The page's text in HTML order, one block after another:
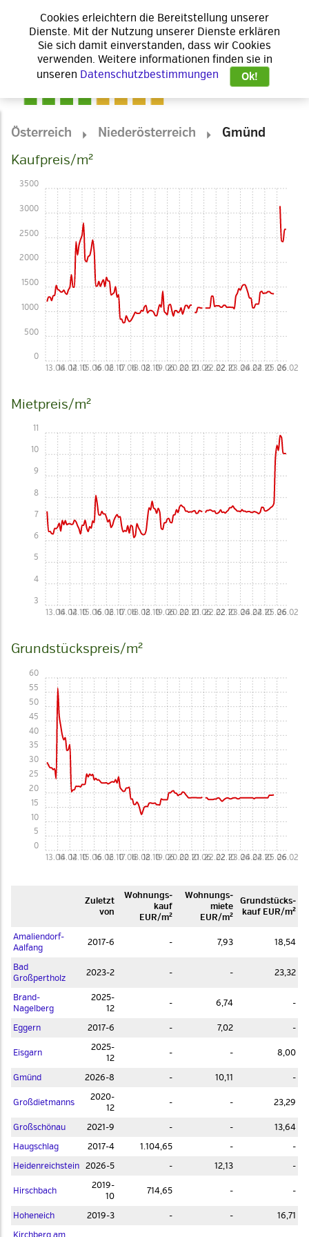
Österreich Niederösterreich
Gmünd
Kaufpreis/m²
13.0614.0214.1015.0616.0216.1017.0618.0218.1019.0620.0220.1021.0622.0222.1023.0624.0224.1025.0626.02
0
500
1000
1500
2000
2500
3000
3500
Mietpreis/m²
13.0614.0214.1015.0616.0216.1017.0618.0218.1019.0620.0220.1021.0622.0222.1023.0624.0224.1025.0626.02
3
4
5
6
7
8
9
10
11
Grundstückspreis/m²
13.0614.0214.1015.0616.0216.1017.0618.0218.1019.0620.0220.1021.0622.0222.1023.0624.0224.1025.0626.02
0
5
10
15
20
25
30
35
40
45
50
55
60
Zuletzt
von
Woh­nungs­
kauf
EUR/m²
Woh­nungs­
miete
EUR/m²
Grund­stücks­
kauf EUR/m²
Amaliendorf-
Aalfang
2017-6 - 7,93 18,54
Bad
Großpertholz
2023-2 - - 23,32
Brand-
Nagelberg
2025-
12
- 6,74 -
Eggern 2017-6 - 7,02 -
Eisgarn
2025-
12
- - 8,00
Gmünd 2026-8 - 10,11 -
Großdietmanns
2020-
12
- - 23,29
Großschönau 2021-9 - -
13,64
Haugschlag
2017-4 1.104,65 -
-
Heidenreichstein 2026-5 - 12,13 -
Hirschbach
2019-
10
714,65 - -
Hoheneich 2019-3 - -
16,71
Kirchberg am
Cookies erleichtern die Bereitstellung unserer
Dienste. Mit der Nutzung unserer Dienste erklären
Sie sich damit einverstanden, dass wir Cookies
verwenden. Weitere informationen finden sie in
unseren Datenschutzbestimmungen Ok!